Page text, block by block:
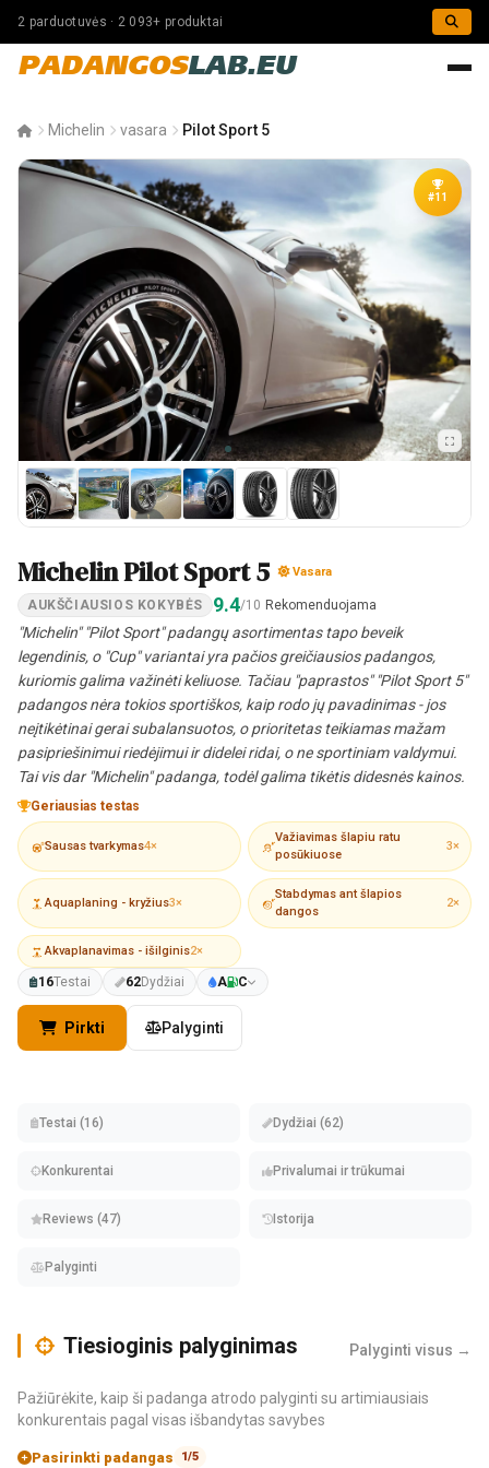
2 parduotuvės · 2 093+ produktai
PADANGOSLAB.EU
Michelin vasara Pilot Sport 5
#11
Michelin Pilot Sport 5 Vasara
AUKŠČIAUSIOS KOKYBĖS 9.4/10 Rekomenduojama
"Michelin" "Pilot Sport" padangų asortimentas tapo beveik
legendinis, o "Cup" variantai yra pačios greičiausios padangos,
kuriomis galima važinėti keliuose. Tačiau "paprastos" "Pilot Sport 5"
padangos nėra tokios sportiškos, kaip rodo jų pavadinimas - jos
neįtikėtinai gerai subalansuotos, o prioritetas teikiamas mažam
pasipriešinimui riedėjimui ir didelei ridai, o ne sportiniam valdymui.
Tai vis dar "Michelin" padanga, todėl galima tikėtis didesnės kainos.
Geriausias testas
Sausas tvarkymas4×
Važiavimas šlapiu ratu
posūkiuose
3×
Aquaplaning - kryžius3×
Stabdymas ant šlapios
dangos
2×
Akvaplanavimas - išilginis2×
16Testai 62Dydžiai A C
Pirkti Palyginti
Testai (16) Dydžiai (62)
Konkurentai Privalumai ir trūkumai
Reviews (47) Istorija
Palyginti
Tiesioginis palyginimas Palyginti visus →
Pažiūrėkite, kaip ši padanga atrodo palyginti su artimiausiais
konkurentais pagal visas išbandytas savybes
Pasirinkti padangas 1/5